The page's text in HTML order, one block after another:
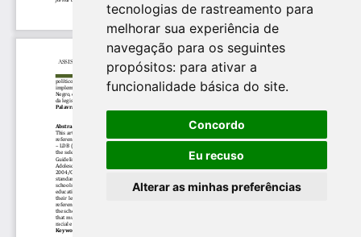
tecnologias de rastreamento para
melhorar sua experiência de
navegação para os seguintes
propósitos: para ativar a
funcionalidade básica do site.
Concordo
Eu recuso
Alterar as minhas preferências